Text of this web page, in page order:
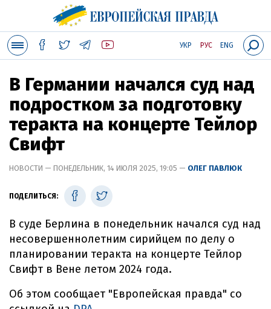
УКР РУС ENG
В Германии начался суд над
подростком за подготовку
теракта на концерте Тейлор
Свифт
НОВОСТИ — ПОНЕДЕЛЬНИК, 14 ИЮЛЯ 2025, 19:05 — ОЛЕГ ПАВЛЮК
ПОДЕЛИТЬСЯ:
В суде Берлина в понедельник начался суд над
несовершеннолетним сирийцем по делу о
планировании теракта на концерте Тейлор
Свифт в Вене летом 2024 года.
Об этом сообщает "Европейская правда" со